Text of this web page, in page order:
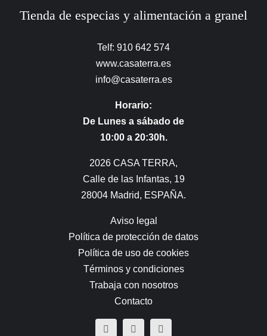
Tienda de especias y alimentación a granel
Telf: 910 642 574
www.casaterra.es
info@casaterra.es
Horario:
De Lunes a sábado de
10:00 a 20:30h.
2026 CASA TERRA,
Calle de las Infantas, 19
28004 Madrid, ESPAÑA.
Aviso legal
Política de protección de datos
Política de uso de cookies
Términos y condiciones
Trabaja con nosotros
Contacto